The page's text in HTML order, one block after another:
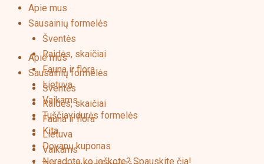
Apie mus
Sausainių formelės
Šventės
Raidės, skaičiai
Fauna ir flora
Lietuva
Vaikams
Tuščiavidurės formelės
Kita
Dovanų kuponas
Neradote ko ieškote? Spauskite čia!
Apie mus
Sausainių formelės
Šventės
Raidės, skaičiai
Fauna ir flora
Lietuva
Vaikams